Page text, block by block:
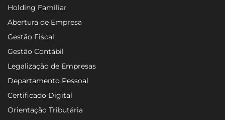
Holding Familiar
Abertura de Empresa
Gestão Fiscal
Gestão Contábil
Legalização de Empresas
Departamento Pessoal
Certificado Digital
Orientação Tributária